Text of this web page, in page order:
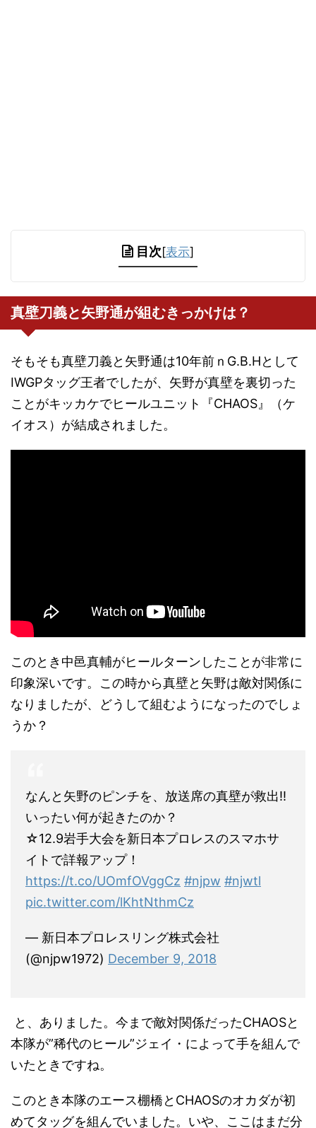
目次[表示]
真壁刀義と矢野通が組むきっかけは？
そもそも真壁刀義と矢野通は10年前ｎG.B.Hとして
IWGPタッグ王者でしたが、矢野が真壁を裏切った
ことがキッカケでヒールユニット『CHAOS』（ケ
イオス）が結成されました。
このとき中邑真輔がヒールターンしたことが非常に
印象深いです。この時から真壁と矢野は敵対関係に
なりましたが、どうして組むようになったのでしょ
うか？
なんと矢野のピンチを、放送席の真壁が救出!!
いったい何が起きたのか？
☆12.9岩手大会を新日本プロレスのスマホサ
イトで詳報アップ！
https://t.co/UOmfOVggCz #njpw #njwtl
pic.twitter.com/lKhtNthmCz
— 新日本プロレスリング株式会社
(@njpw1972) December 9, 2018
と、ありました。今まで敵対関係だったCHAOSと
本隊が”稀代のヒール”ジェイ・によって手を組んで
いたときですね。
このとき本隊のエース棚橋とCHAOSのオカダが初
めてタッグを組んでいました。いや、ここはまだ分